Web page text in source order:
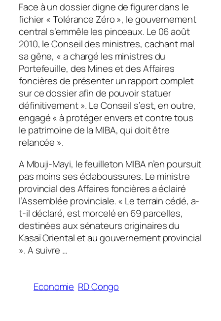
Face à un dossier digne de figurer dans le
fichier « Tolérance Zéro », le gouvernement
central s’emmêle les pinceaux. Le 06 août
2010, le Conseil des ministres, cachant mal
sa gêne, « a chargé les ministres du
Portefeuille, des Mines et des Affaires
foncières de présenter un rapport complet
sur ce dossier afin de pouvoir statuer
définitivement ». Le Conseil s’est, en outre,
engagé « à protéger envers et contre tous
le patrimoine de la MIBA, qui doit être
relancée ».
A Mbuji-Mayi, le feuilleton MIBA n’en poursuit
pas moins ses éclaboussures. Le ministre
provincial des Affaires foncières a éclairé
l’Assemblée provinciale. « Le terrain cédé, a-
t-il déclaré, est morcelé en 69 parcelles,
destinées aux sénateurs originaires du
Kasaï Oriental et au gouvernement provincial
». A suivre …
Economie RD Congo